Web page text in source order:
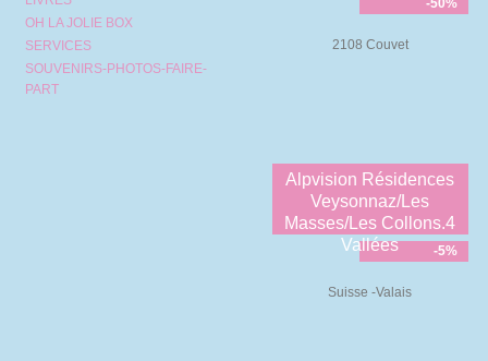
-50%
2108 Couvet
Alpvision Résidences
Veysonnaz/Les
Masses/Les Collons.4
Vallées
-5%
Suisse -Valais
OH LA JOLIE BOX
SERVICES
SOUVENIRS-PHOTOS-FAIRE-
PART